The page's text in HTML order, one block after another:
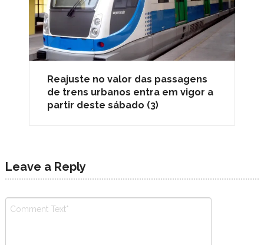
Reajuste no valor das passagens
de trens urbanos entra em vigor a
partir deste sábado (3)
Leave a Reply